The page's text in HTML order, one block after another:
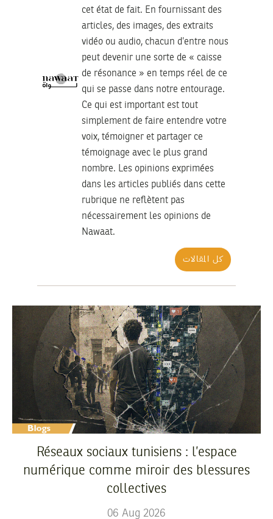
cet état de fait. En fournissant des
articles, des images, des extraits
vidéo ou audio, chacun d’entre nous
peut devenir une sorte de « caisse
de résonance » en temps réel de ce
qui se passe dans notre entourage.
Ce qui est important est tout
simplement de faire entendre votre
voix, témoigner et partager ce
témoignage avec le plus grand
nombre. Les opinions exprimées
dans les articles publiés dans cette
rubrique ne reflètent pas
nécessairement les opinions de
Nawaat.
كل المقالات
Réseaux sociaux tunisiens : l’espace
numérique comme miroir des blessures
collectives
06 Aug 2026